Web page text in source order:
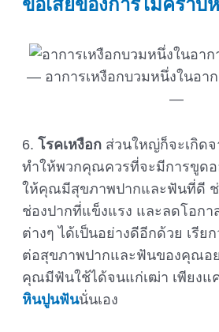
ข้อเสียของการไม่คราบ
อาการเหงือกบวมหนึ่งในอา
6. โรคเหงือกส่วนใหญ่ก็จะเกิดจ
ทำให้พวกคุณควรที่จะมีการขูดอ
ให้คุณมีสุขภาพปากและฟันที่ดี
ช่องปากที่แข็งแรง และลดโอกา
ต่างๆ ได้เป็นอย่างดีอีกด้วย เรีย
ต่อสุขภาพปากและฟันของคุณอ
คุณมีฟันใช้ได้จนแก่เฒ่า เพียง
หินปูนฟันนั่นเอง